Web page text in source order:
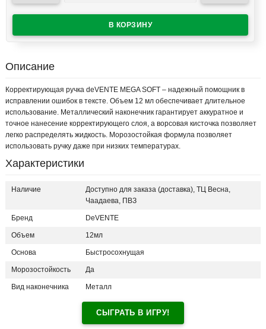
Описание
Корректирующая ручка deVENTE MEGA SOFT – надежный помощник в
исправлении ошибок в тексте. Объем 12 мл обеспечивает длительное
использование. Металлический наконечник гарантирует аккуратное и
точное нанесение корректирующего слоя, а ворсовая кисточка позволяет
легко распределять жидкость. Морозостойкая формула позволяет
использовать ручку даже при низких температурах.
Характеристики
Наличие
Доступно для заказа (доставка), ТЦ Весна,
Чаадаева, ПВЗ
Бренд DeVENTE
Объем 12мл
Основа Быстросохнущая
Морозостойкость Да
Вид наконечника Металл
СЫГРАТЬ В ИГРУ!